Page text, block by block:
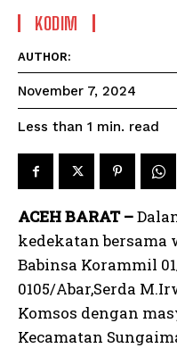
KODIM
AUTHOR:
November 7, 2024
Less than 1 min. read
ACEH BARAT –
kedekatan bersama
Babinsa Korammil
0105/Abar,Serda
Komsos dengan
Kecamatan